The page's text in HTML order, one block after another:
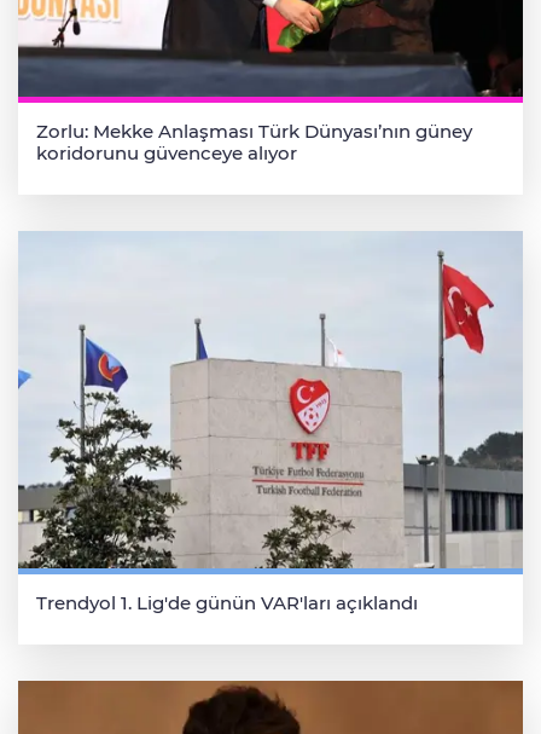
Zorlu: Mekke Anlaşması Türk Dünyası’nın güney
koridorunu güvenceye alıyor
Trendyol 1. Lig'de günün VAR'ları açıklandı